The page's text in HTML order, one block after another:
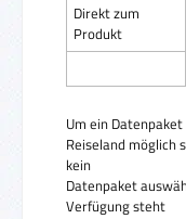
Direkt zum
Produkt
Um ein
Reiseland möglich
kein
Datenpaket
Verfügung steht